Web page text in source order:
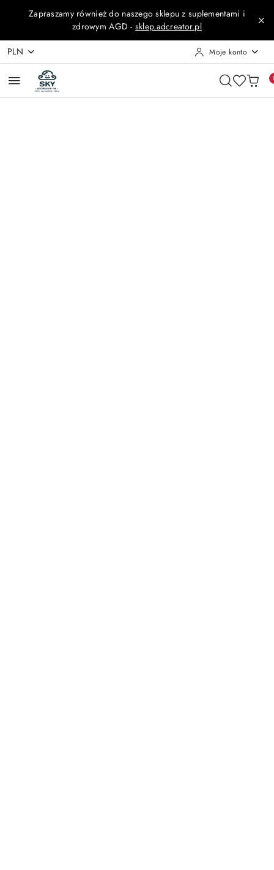
Przejdź do treści głównej
Przejdź do wyszukiwarki
Przejdź do moje konto
Przejdź do menu głównego
Przejdź do opisu produktu
Przejdź do stopki
Zapraszamy również do naszego sklepu z suplementami i
zdrowym AGD - sklep.adcreator.pl
PLN Moje konto